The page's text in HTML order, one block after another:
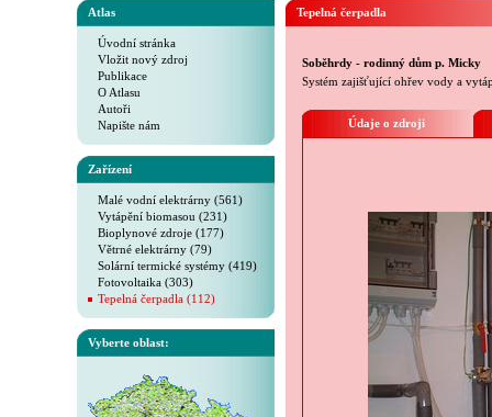
Atlas
Úvodní stránka
Vložit nový zdroj
Publikace
O Atlasu
Autoři
Napište nám
Zařízení
Malé vodní elektrárny (561)
Vytápění biomasou (231)
Bioplynové zdroje (177)
Větrné elektrárny (79)
Solární termické systémy (419)
Fotovoltaika (303)
Tepelná čerpadla (112)
Vyberte oblast:
Tepelná čerpadla
Soběhrdy - rodinný dům p. Micky
Systém zajišťující ohřev vody a
Údaje o zdroji